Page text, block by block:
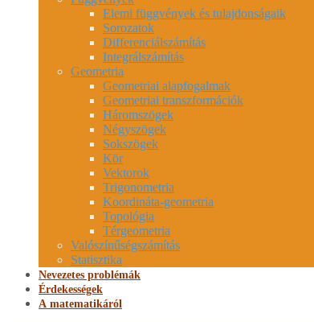
Elemi függvények és tulajdonságaik
Sorozatok
Differenciálszámítás
Integrálszámítás
Geometria
Geometriai alapfogalmak
Geometriai transzformációk
Háromszögek
Négyszögek
Sokszögek
Kör
Vektorok
Trigonometria
Koordináta-geometria
Topológia
Térgeometria
Valószínűségszámítás
Statisztika
Nevezetes problémák
Érdekességek
A matematikáról